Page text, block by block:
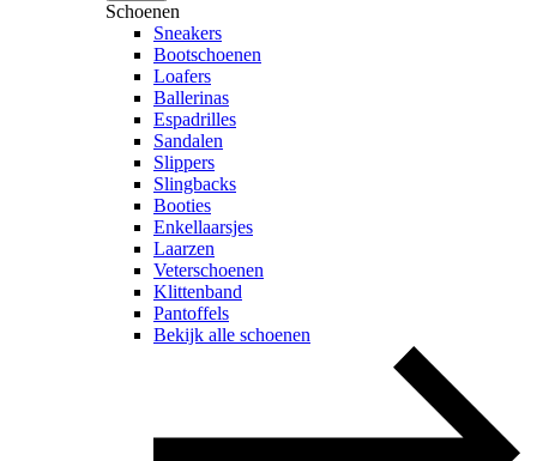
Schoenen
Sneakers
Bootschoenen
Loafers
Ballerinas
Espadrilles
Sandalen
Slippers
Slingbacks
Booties
Enkellaarsjes
Laarzen
Veterschoenen
Klittenband
Pantoffels
Bekijk alle schoenen